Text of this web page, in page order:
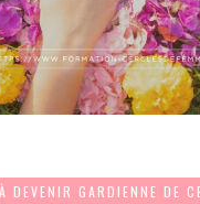
DEVENIR GARDIENNE DE